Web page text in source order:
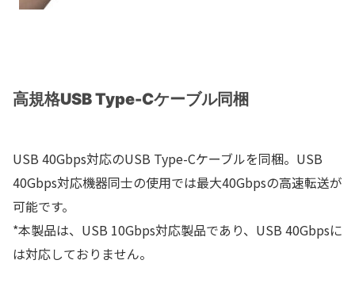
高規格USB Type-Cケーブル同梱
USB 40Gbps対応のUSB Type-Cケーブルを同梱。USB
40Gbps対応機器同士の使用では最大40Gbpsの高速転送が
可能です。
*本製品は、USB 10Gbps対応製品であり、USB 40Gbpsに
は対応しておりません。